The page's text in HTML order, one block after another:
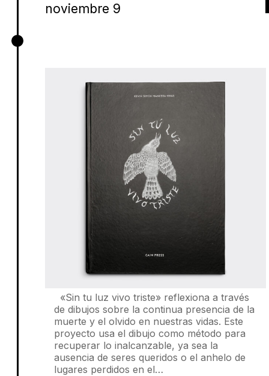
noviembre 9
«Sin tu luz vivo triste» reflexiona a través
de dibujos sobre la continua presencia de la
muerte y el olvido en nuestras vidas. Este
proyecto usa el dibujo como método para
recuperar lo inalcanzable, ya sea la
ausencia de seres queridos o el anhelo de
lugares perdidos en el…